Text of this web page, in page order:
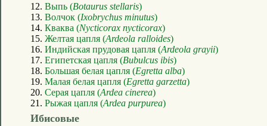
12. Выпь (Botaurus stellaris)
13. Волчок (Ixobrychus minutus)
14. Кваква (Nycticorax nycticorax)
15. Желтая цапля (Ardeola ralloides)
16. Индийская прудовая цапля (Ardeola grayii)
17. Египетская цапля (Bubulcus ibis)
18. Большая белая цапля (Egretta alba)
19. Малая белая цапля (Egretta garzetta)
20. Серая цапля (Ardea cinerea)
21. Рыжая цапля (Ardea purpurea)
Ибисовые